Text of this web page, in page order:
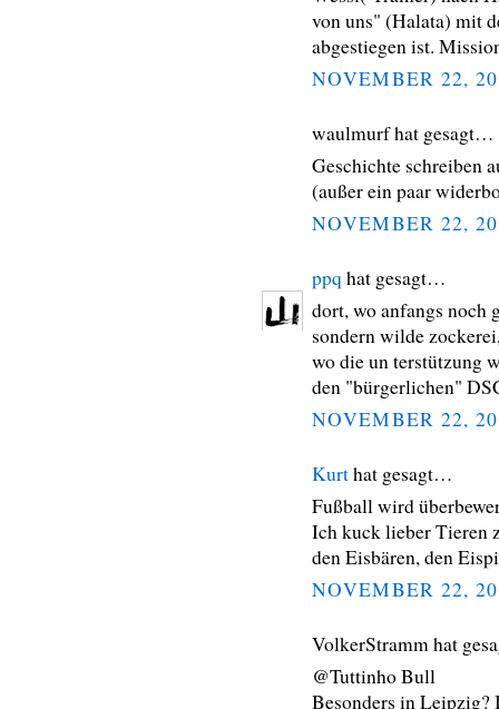
von uns" (Halata) mit
abgestiegen ist.
NOVEMBER 22,
waulmurf hat gesagt…
Geschichte schreiben
(außer ein paar
NOVEMBER 22,
ppq hat gesagt…
dort, wo anfangs noch
sondern wilde
wo die un terstützung
den "bürgerlichen"
NOVEMBER 22,
Kurthat gesagt…
Fußball wird
Ich kuck lieber Tieren
den Eisbären, den
NOVEMBER 22,
VolkerStramm hat
@Tuttinho Bull
Besonders in Leipzig?